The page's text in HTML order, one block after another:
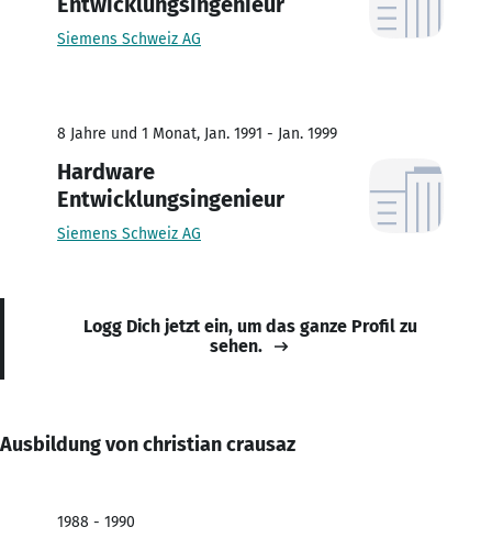
Siemens Schweiz AG
8 Jahre und 1 Monat, Jan. 1991 - Jan. 1999
Hardware
Entwicklungsingenieur
Siemens Schweiz AG
Logg Dich jetzt ein, um das ganze Profil zu
sehen.
Ausbildung von christian crausaz
1988 - 1990